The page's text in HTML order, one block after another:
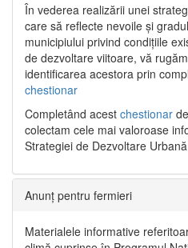
În vederea realizării unei
care să reflecte nevoile și
municipiului privind condițiile
de dezvoltare viitoare, vă
identificarea acestora prin
chestionar
Completând acest chestionar
colectam cele mai valoroase
Strategiei de Dezvoltare
Anunț pentru fermieri
Materialele informative